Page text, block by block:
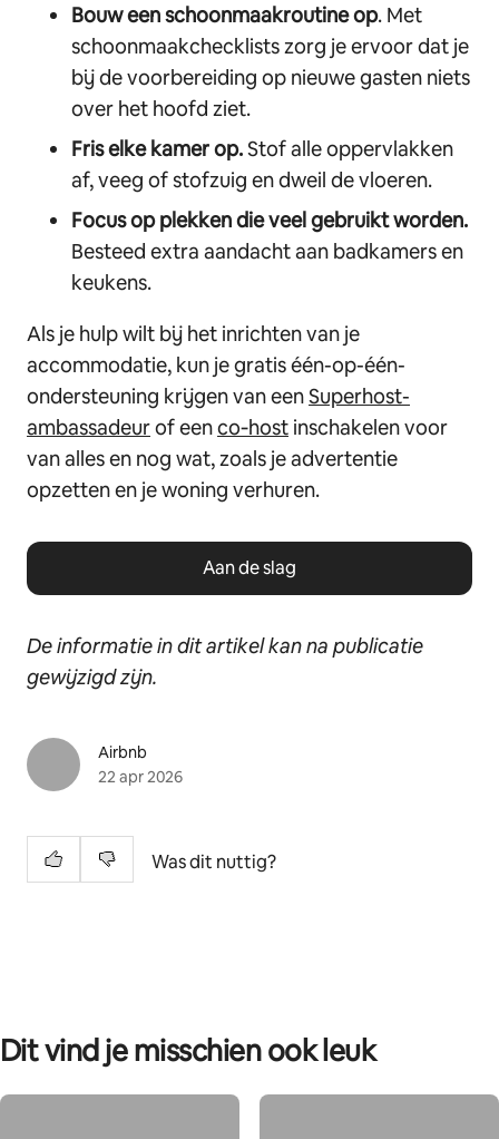
Bouw een schoonmaakroutine op. Met
schoonmaakchecklists zorg je ervoor dat je
bij de voorbereiding op nieuwe gasten niets
over het hoofd ziet.
Fris elke kamer op.Stof alle oppervlakken
af, veeg of stofzuig en dweil de vloeren.
Focus op plekken die veel gebruikt worden.
Besteed extra aandacht aan badkamers en
keukens.
Als je hulp wilt bij het inrichten van je
accommodatie, kun je gratis één-op-één-
ondersteuning krijgen van eenSuperhost-
ambassadeurof eenco‑host inschakelen voor
van alles en nog wat, zoals je advertentie
opzetten en je woning verhuren.
Aan de slag
De informatie in dit artikel kan na publicatie
gewijzigd zijn.
Airbnb
22 apr 2026
Was dit nuttig?
Dit vind je misschien ook leuk